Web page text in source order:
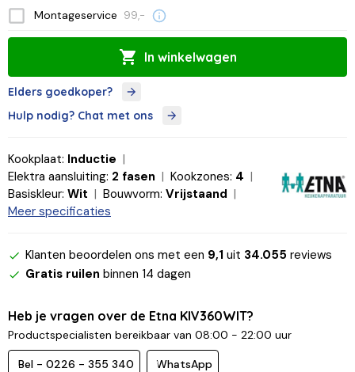
Montageservice 99,-
In winkelwagen
Elders goedkoper?
Hulp nodig? Chat met ons
Kookplaat: Inductie
Elektra aansluiting: 2 fasen Kookzones: 4
Basiskleur: Wit Bouwvorm: Vrijstaand
Meer specificaties
Klanten beoordelen ons met een 9,1 uit 34.055 reviews
Gratis ruilen binnen 14 dagen
Heb je vragen over de Etna KIV360WIT?
Productspecialisten bereikbaar van 08:00 - 22:00 uur
Bel - 0226 - 355 340 WhatsApp